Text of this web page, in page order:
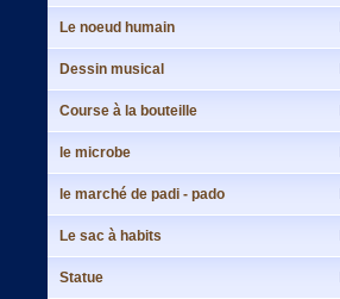
Le noeud humain
Dessin musical
Course à la bouteille
le microbe
le marché de padi - pado
Le sac à habits
Statue